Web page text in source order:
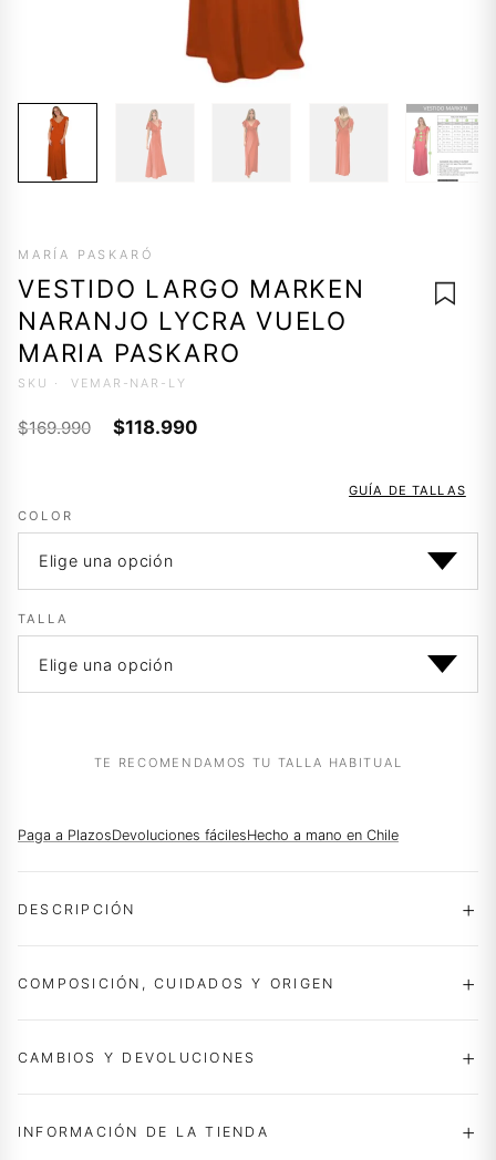
MARÍA PASKARÓ
VESTIDO LARGO MARKEN
NARANJO LYCRA VUELO
MARIA PASKARO
SKU · VEMAR-NAR-LY
$169.990
El
$169.990.
$118.990El
$118.990.
GUÍA DE TALLAS
COLOR
TALLA
TE RECOMENDAMOS TU TALLA HABITUAL
Paga a PlazosDevoluciones fácilesHecho a mano en Chile
DESCRIPCIÓN
COMPOSICIÓN, CUIDADOS Y ORIGEN
CAMBIOS Y DEVOLUCIONES
INFORMACIÓN DE LA TIENDA